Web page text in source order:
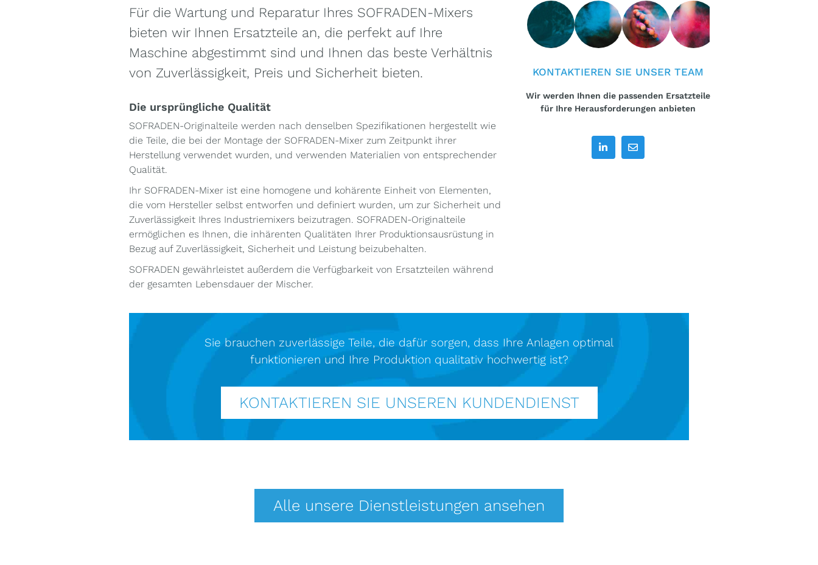
Für die Wartung und Reparatur Ihres SOFRADEN-Mixers
bieten wir Ihnen Ersatzteile an, die perfekt auf Ihre
Maschine abgestimmt sind und Ihnen das beste Verhältnis
von Zuverlässigkeit, Preis und Sicherheit bieten.
Die ursprüngliche Qualität
SOFRADEN-Originalteile werden nach denselben Spezifikationen hergestellt wie
die Teile, die bei der Montage der SOFRADEN-Mixer zum Zeitpunkt ihrer
Herstellung verwendet wurden, und verwenden Materialien von entsprechender
Qualität.
Ihr SOFRADEN-Mixer ist eine homogene und kohärente Einheit von Elementen,
die vom Hersteller selbst entworfen und definiert wurden, um zur Sicherheit und
Zuverlässigkeit Ihres Industriemixers beizutragen. SOFRADEN-Originalteile
ermöglichen es Ihnen, die inhärenten Qualitäten Ihrer Produktionsausrüstung in
Bezug auf Zuverlässigkeit, Sicherheit und Leistung beizubehalten.
SOFRADEN gewährleistet außerdem die Verfügbarkeit von Ersatzteilen während
der gesamten Lebensdauer der Mischer.
KONTAKTIEREN SIE UNSER TEAM
Wir werden Ihnen die passenden Ersatzteile
für Ihre Herausforderungen anbieten
Sie brauchen zuverlässige Teile, die dafür sorgen, dass Ihre Anlagen optimal
funktionieren und Ihre Produktion qualitativ hochwertig ist?
KONTAKTIEREN SIE UNSEREN KUNDENDIENST
Alle unsere Dienstleistungen ansehen